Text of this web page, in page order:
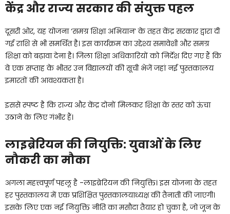
केंद्र और राज्य सरकार की संयुक्त पहल
दूसरी ओर, यह योजना ‘समग्र शिक्षा अभियान’ के तहत केंद्र सरकार द्वारा दी
गई राशि से भी समर्थित है। इस कार्यक्रम का उद्देश्य समावेशी और समग्र
शिक्षा को बढ़ावा देना है। जिला शिक्षा अधिकारियों को निर्देश दिए गए हैं कि
वे एक सप्ताह के भीतर उन विद्यालयों की सूची भेजें जहां नई पुस्तकालय
इमारतों की आवश्यकता है।
इससे स्पष्ट है कि राज्य और केंद्र दोनों मिलकर शिक्षा के स्तर को ऊंचा
उठाने के लिए गंभीर हैं।
लाइब्रेरियन की नियुक्ति: युवाओं के लिए
नौकरी का मौका
अगला महत्त्वपूर्ण पहलू है -लाइब्रेरियन की नियुक्ति। इस योजना के तहत
हर पुस्तकालय में एक प्रशिक्षित पुस्तकालयाध्यक्ष की तैनाती की जाएगी।
इसके लिए एक नई नियुक्ति नीति का मसौदा तैयार हो चुका है, जो जून के